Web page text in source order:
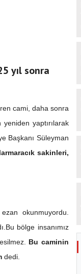
yıl sonra
cami, daha sonra
yeniden yaptırılarak
Başkanı Süleyman
sakinleri,
okunmuyordu.
bölge insanımız
Bu caminin
dedi.